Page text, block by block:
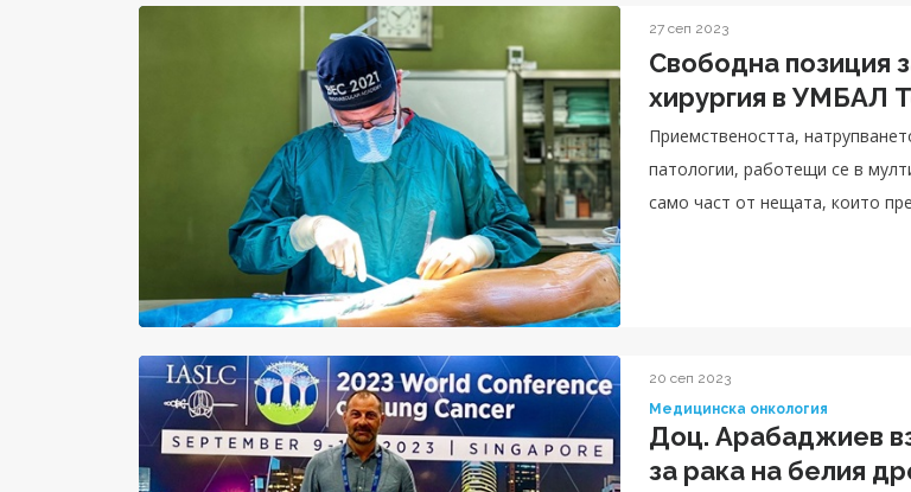
27 сеп 2023
Свободна позиция
хирургия в УМБАЛ
Приемствеността,
патологии, работещи се в
само част от нещата, които
20 сеп 2023
Медицинска онкология
Доц. Арабаджиев
за рака на белия